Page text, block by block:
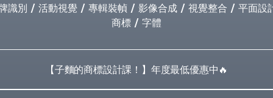
識別 / 活動視覺 / 專輯裝幀 / 影像合成 / 視覺整合 / 平面設
商標 / 字體
【子麵的商標設計課！】年度最低優惠中🔥